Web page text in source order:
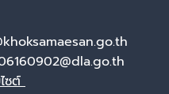
ซต์